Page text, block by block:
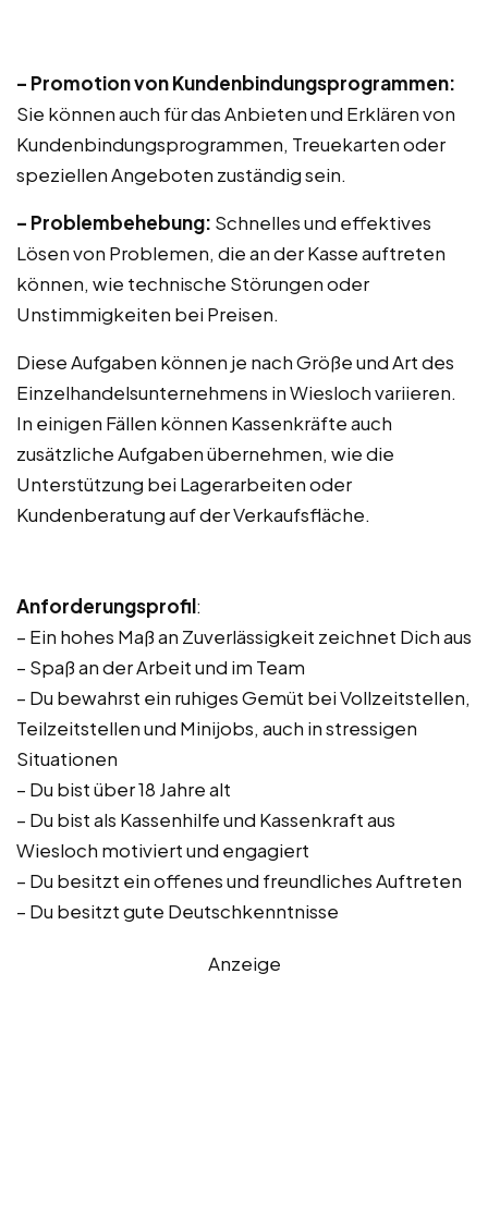
– Promotion von Kundenbindungsprogrammen:
Sie können auch für das Anbieten und Erklären von
Kundenbindungsprogrammen, Treuekarten oder
speziellen Angeboten zuständig sein.
– Problembehebung: Schnelles und effektives
Lösen von Problemen, die an der Kasse auftreten
können, wie technische Störungen oder
Unstimmigkeiten bei Preisen.
Diese Aufgaben können je nach Größe und Art des
Einzelhandelsunternehmens in Wiesloch variieren.
In einigen Fällen können Kassenkräfte auch
zusätzliche Aufgaben übernehmen, wie die
Unterstützung bei Lagerarbeiten oder
Kundenberatung auf der Verkaufsfläche.
Anforderungsprofil:
– Ein hohes Maß an Zuverlässigkeit zeichnet Dich aus
– Spaß an der Arbeit und im Team
– Du bewahrst ein ruhiges Gemüt bei Vollzeitstellen,
Teilzeitstellen und Minijobs, auch in stressigen
Situationen
– Du bist über 18 Jahre alt
– Du bist als Kassenhilfe und Kassenkraft aus
Wiesloch motiviert und engagiert
– Du besitzt ein offenes und freundliches Auftreten
– Du besitzt gute Deutschkenntnisse
Anzeige